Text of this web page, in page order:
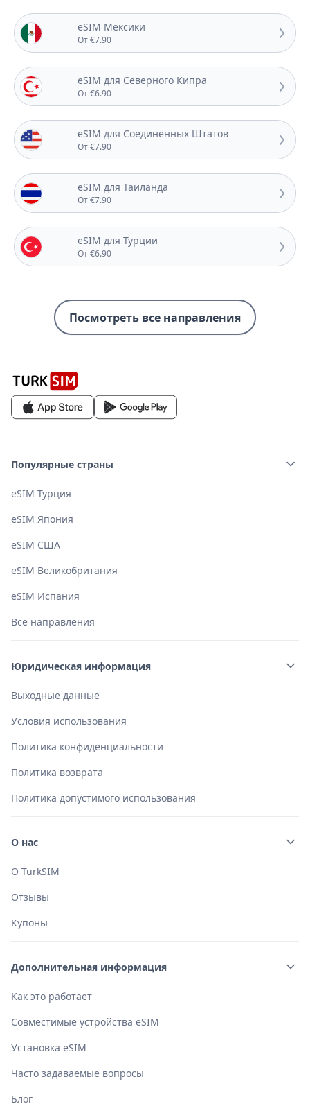
eSIM Мексики
От €7.90
eSIM для Северного Кипра
От €6.90
eSIM для Соединённых Штатов
От €7.90
eSIM для Таиланда
От €7.90
eSIM для Турции
От €6.90
Посмотреть все направления
Популярные страны
eSIM Турция
eSIM Япония
eSIM США
eSIM Великобритания
eSIM Испания
Все направления
Юридическая информация
Выходные данные
Условия использования
Политика конфиденциальности
Политика возврата
Политика допустимого использования
О нас
О TurkSIM
Отзывы
Купоны
Дополнительная информация
Как это работает
Совместимые устройства eSIM
Установка eSIM
Часто задаваемые вопросы
Блог